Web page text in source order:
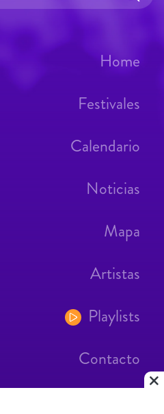
Home
Festivales
Calendario
Noticias
Mapa
Artistas
Playlists
Contacto